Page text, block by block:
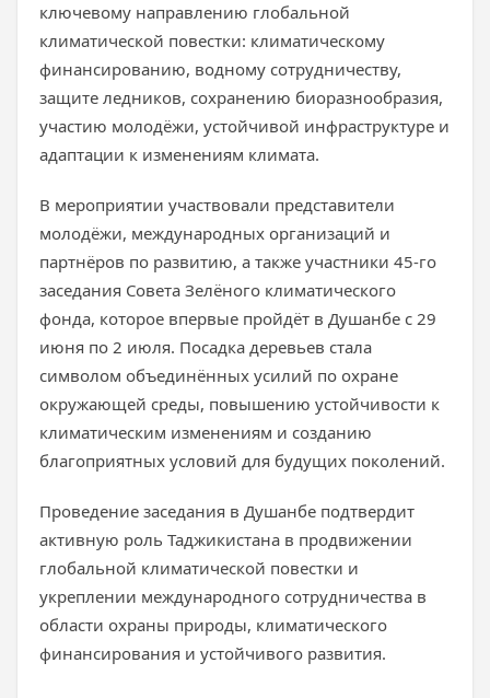
ключевому направлению глобальной
климатической повестки: климатическому
финансированию, водному сотрудничеству,
защите ледников, сохранению биоразнообразия,
участию молодёжи, устойчивой инфраструктуре и
адаптации к изменениям климата.
В мероприятии участвовали представители
молодёжи, международных организаций и
партнёров по развитию, а также участники 45-го
заседания Совета Зелёного климатического
фонда, которое впервые пройдёт в Душанбе с 29
июня по 2 июля. Посадка деревьев стала
символом объединённых усилий по охране
окружающей среды, повышению устойчивости к
климатическим изменениям и созданию
благоприятных условий для будущих поколений.
Проведение заседания в Душанбе подтвердит
активную роль Таджикистана в продвижении
глобальной климатической повестки и
укреплении международного сотрудничества в
области охраны природы, климатического
финансирования и устойчивого развития.